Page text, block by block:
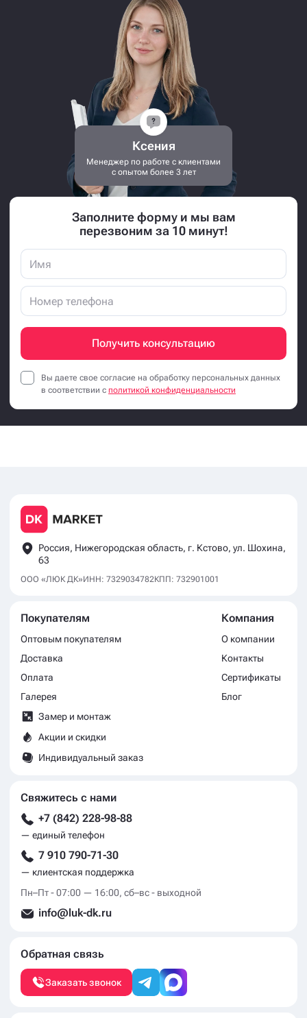
Ксения
Менеджер по работе с клиентами
с опытом более 3 лет
Заполните форму и мы вам
перезвоним за 10 минут!
Получить консультацию
Вы даете свое согласие на обработку персональных данных
в соответствии с политикой конфиденциальности
Россия, Нижегородская область, г. Кстово, ул. Шохина,
63
ООО «ЛЮК ДК»ИНН: 7329034782КПП: 732901001
Покупателям
Оптовым покупателям
Доставка
Оплата
Галерея
Замер и монтаж
Акции и скидки
Индивидуальный заказ
Компания
О компании
Контакты
Сертификаты
Блог
Свяжитесь с нами
+7 (842) 228-98-88
— единый телефон
7 910 790-71-30
— клиентская поддержка
Пн–Пт - 07:00 — 16:00, сб–вс - выходной
info@luk-dk.ru
Обратная связь
Заказать звонок